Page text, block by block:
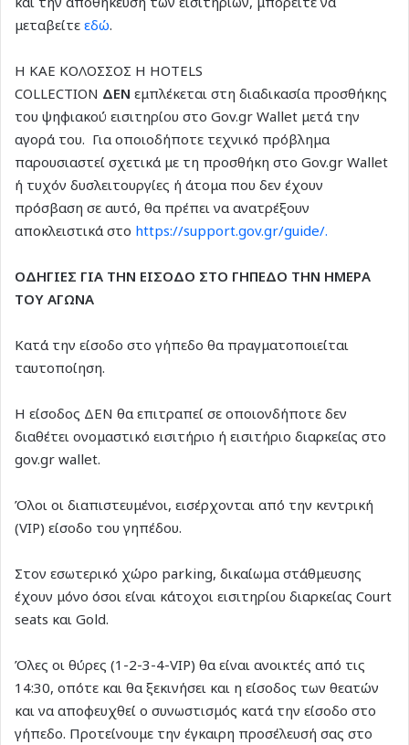
μεταβείτε εδώ.
Η ΚΑΕ ΚΟΛΟΣΣΟΣ H HOTELS
COLLECTION ΔΕΝ εμπλέκεται στη διαδικασία προσθήκης
του ψηφιακού εισιτηρίου στο Gov.gr Wallet μετά την
αγορά του. Για οποιοδήποτε τεχνικό πρόβλημα
παρουσιαστεί σχετικά με τη προσθήκη στο Gov.gr Wallet
ή τυχόν δυσλειτουργίες ή άτομα που δεν έχουν
πρόσβαση σε αυτό, θα πρέπει να ανατρέξουν
αποκλειστικά στο https://support.gov.gr/guide/.
ΟΔΗΓΙΕΣ ΓΙΑ ΤΗΝ ΕΙΣΟΔΟ ΣΤΟ ΓΗΠΕΔΟ ΤΗΝ ΗΜΕΡΑ
ΤΟΥ ΑΓΩΝΑ
Κατά την είσοδο στο γήπεδο θα πραγματοποιείται
ταυτοποίηση.
Η είσοδος ΔΕΝ θα επιτραπεί σε οποιονδήποτε δεν
διαθέτει ονομαστικό εισιτήριο ή εισιτήριο διαρκείας στο
gov.gr wallet.
Όλοι οι διαπιστευμένοι, εισέρχονται από την κεντρική
(VIP) είσοδο του γηπέδου.
Στον εσωτερικό χώρο parking, δικαίωμα στάθμευσης
έχουν μόνο όσοι είναι κάτοχοι εισιτηρίου διαρκείας Court
seats και Gold.
Όλες οι θύρες (1-2-3-4-VIP) θα είναι ανοικτές από τις
14:30, οπότε και θα ξεκινήσει και η είσοδος των θεατών
και να αποφευχθεί ο συνωστισμός κατά την είσοδο στο
γήπεδο. Προτείνουμε την έγκαιρη προσέλευσή σας στο